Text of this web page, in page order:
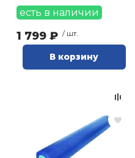
есть в наличии
1 799 ₽ / шт.
В корзину